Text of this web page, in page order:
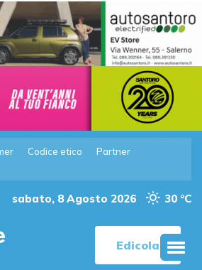
Codice etico
Partner
sabato, 8 Agosto 2026 30 °C
Edicola